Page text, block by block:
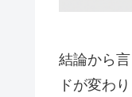
結論から
ドが変わり